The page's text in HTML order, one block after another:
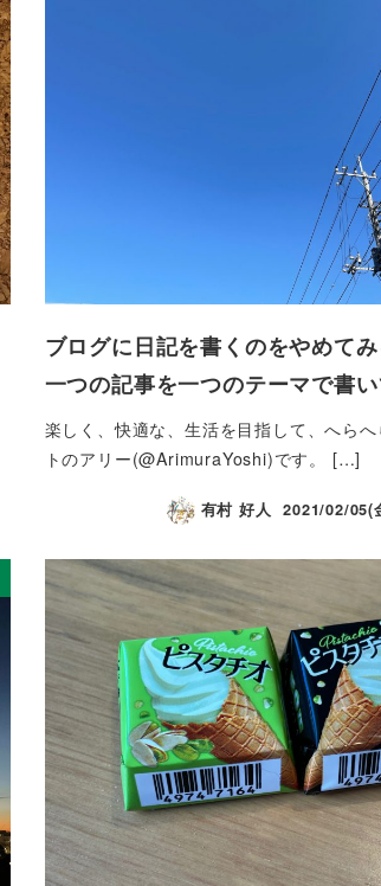
ブログに日記を書くのをやめてみ
一つの記事を一つのテーマで書
楽しく、快適な、生活を目指して、へら
トのアリー(@ArimuraYoshi)です。 […]
有村 好人 2021/02/05(